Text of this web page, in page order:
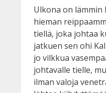
Ulkona on lämmin
hieman
tiellä, joka johtaa
jatkuen sen ohi
jo vilkkua
johtavalle tielle,
ilman valoja